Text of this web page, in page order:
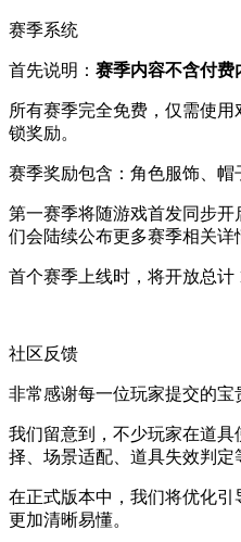
赛季系统
首先说明： 赛季内容不含付费
所有赛季完全免费，仅需使
锁奖励。
赛季奖励包含：角色服饰、帽
第一赛季将随游戏首发同步
们会陆续公布更多赛季相关详
首个赛季上线时，将开放总计
社区反馈
非常感谢每一位玩家提交的宝
我们留意到，不少玩家在道
择、场景适配、道具失效判定
在正式版本中，我们将优化
更加清晰易懂。